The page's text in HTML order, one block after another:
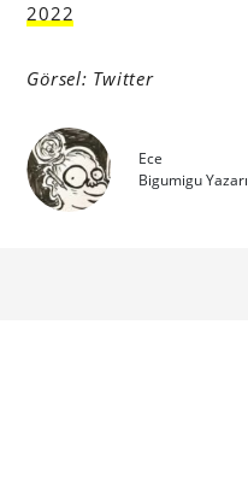
2022
Görsel: Twitter
Ece
Bigumigu Yazarı